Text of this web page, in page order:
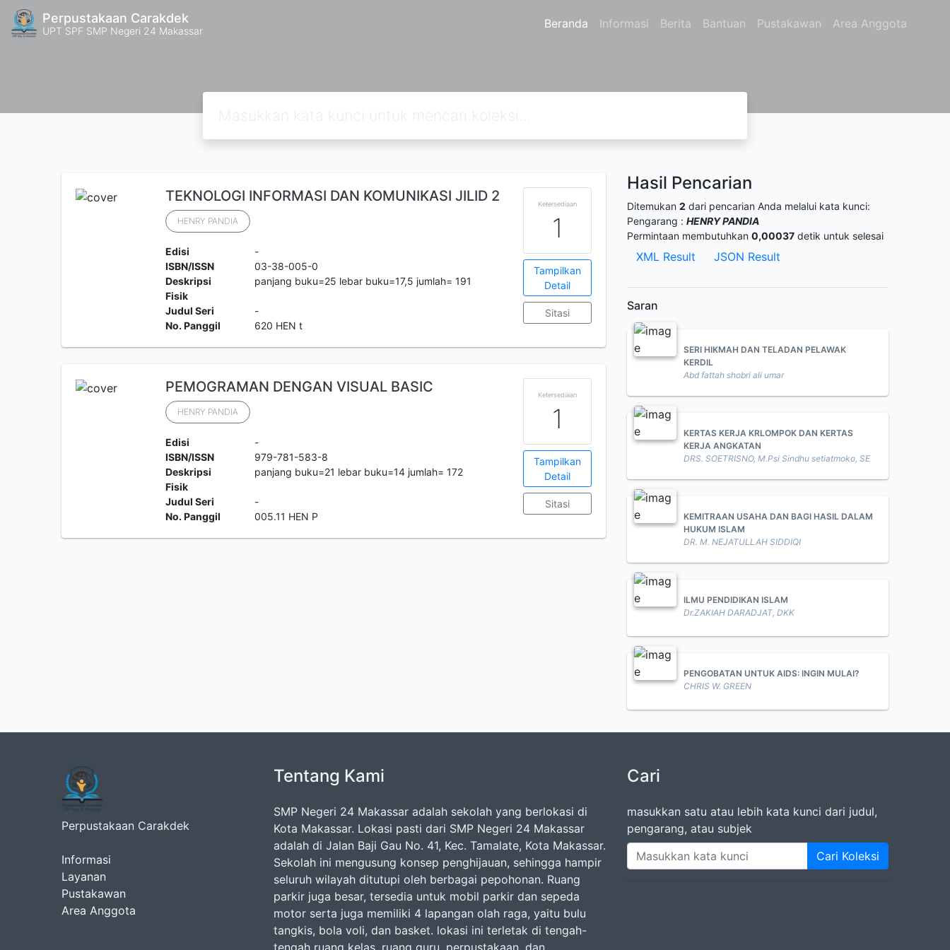
Perpustakaan Carakdek
UPT SPF SMP Negeri 24 Makassar Beranda Informasi Berita Bantuan Pustakawan Area Anggota
TEKNOLOGI INFORMASI DAN KOMUNIKASI JILID 2
HENRY PANDIA
Edisi
-
ISBN/ISSN
03-38-005-0
Deskripsi
Fisik
panjang buku=25 lebar buku=17,5 jumlah= 191
Judul Seri
-
No. Panggil
620 HEN t
Ketersediaan
1
Tampilkan
Detail
Sitasi
PEMOGRAMAN DENGAN VISUAL BASIC
HENRY PANDIA
Edisi
-
ISBN/ISSN
979-781-583-8
Deskripsi
Fisik
panjang buku=21 lebar buku=14 jumlah= 172
Judul Seri
-
No. Panggil
005.11 HEN P
Ketersediaan
1
Tampilkan
Detail
Sitasi
Hasil Pencarian
Ditemukan 2 dari pencarian Anda melalui kata kunci:
Pengarang : HENRY PANDIA
Permintaan membutuhkan 0,00037 detik untuk selesai
XML Result JSON Result
Saran
SERI HIKMAH DAN TELADAN PELAWAK
KERDIL
Abd fattah shobri ali umar
KERTAS KERJA KRLOMPOK DAN KERTAS
KERJA ANGKATAN
DRS. SOETRISNO, M.Psi Sindhu setiatmoko, SE
KEMITRAAN USAHA DAN BAGI HASIL DALAM
HUKUM ISLAM
DR. M. NEJATULLAH SIDDIQI
ILMU PENDIDIKAN ISLAM
Dr.ZAKIAH DARADJAT, DKK
PENGOBATAN UNTUK AIDS: INGIN MULAI?
CHRIS W. GREEN
Perpustakaan Carakdek
Informasi
Layanan
Pustakawan
Area Anggota
Tentang Kami
SMP Negeri 24 Makassar adalah sekolah yang berlokasi di
Kota Makassar. Lokasi pasti dari SMP Negeri 24 Makassar
adalah di Jalan Baji Gau No. 41, Kec. Tamalate, Kota Makassar.
Sekolah ini mengusung konsep penghijauan, sehingga hampir
seluruh wilayah ditutupi oleh berbagai pepohonan. Ruang
parkir juga besar, tersedia untuk mobil parkir dan sepeda
motor serta juga memiliki 4 lapangan olah raga, yaitu bulu
tangkis, bola voli, dan basket. lokasi ini terletak di tengah-
tengah ruang kelas, ruang guru, perpustakaan, dan
Cari
masukkan satu atau lebih kata kunci dari judul,
pengarang, atau subjek
Cari Koleksi